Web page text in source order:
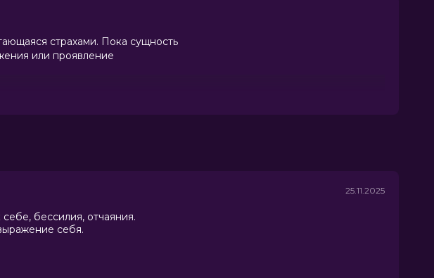
страхами. Пока сущность
или проявление
25.11.2025
бессилия, отчаяния.
себя.